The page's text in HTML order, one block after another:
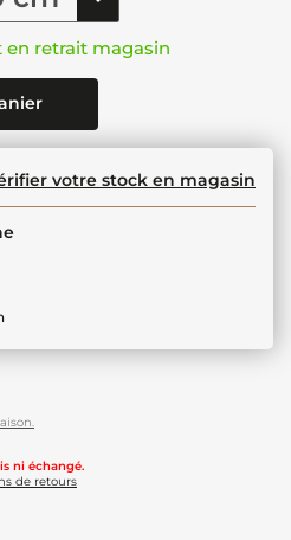
en retrait magasin
votre stock en magasin
ni échangé.
de retours